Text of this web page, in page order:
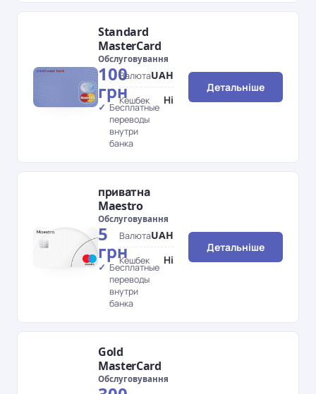
Standard
MasterCard
Обслуговування
100
грн
Бесплатные
переводы
внутри
банка
ВалютаUAH
Кешбек Ні
Детальніше
приватна
Maestro
Обслуговування
5
грн
Бесплатные
переводы
внутри
банка
ВалютаUAH
Кешбек Ні
Детальніше
Gold
MasterCard
Обслуговування